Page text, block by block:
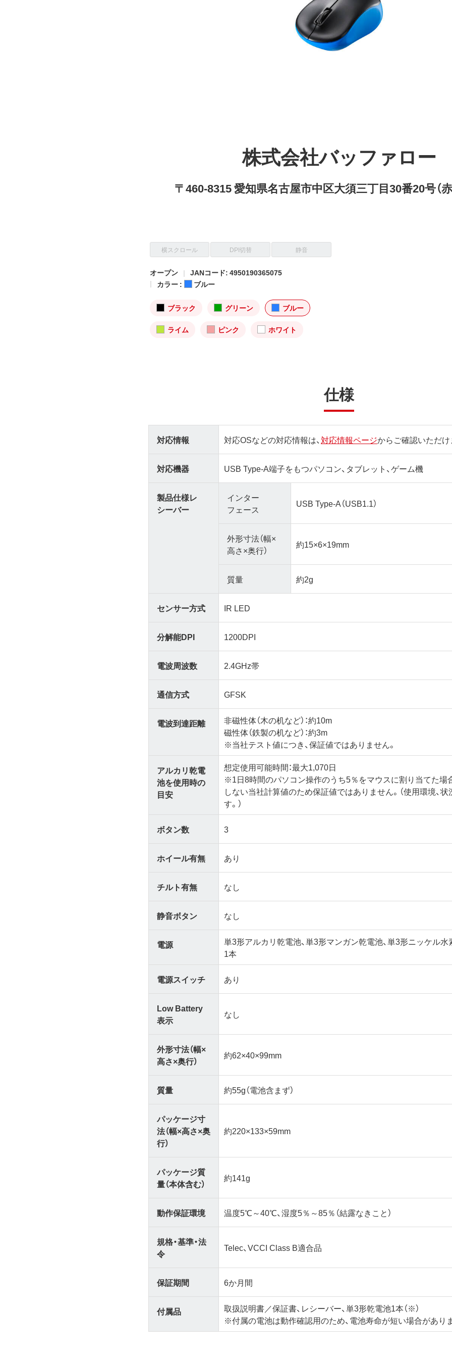
株式会社バッファロー
〒460-8315 愛知県名古屋市中区大須三丁目30番20号（
横スクロール DPI切替 静音
オープン
JANコード: 4950190365075
カラー :
ブルー
ブラック グリーン ブルー
ライム ピンク ホワイト
仕様
対応情報 対応OSなどの対応情報は、対応情報ページからご確認いただけ
対応機器 USB Type-A端子をもつパソコン、タブレット、ゲーム機
製品仕様レ
シーバー
インター
フェース
USB Type-A（USB1.1）
外形寸法（幅×
高さ×奥行）
約15×6×19mm
質量 約2g
センサー方式 IR LED
分解能DPI 1200DPI
電波周波数 2.4GHz帯
通信方式 GFSK
電波到達距離
非磁性体（木の机など）：約10m
磁性体（鉄製の机など）：約3m
※当社テスト値につき、保証値ではありません。
アルカリ乾電
池を使用時の
目安
想定使用可能時間：最大1,070日
※1日8時間のパソコン操作のうち5％をマウスに割り当てた場
しない当社計算値のため保証値ではありません。（使用環境、
す。）
ボタン数 3
ホイール有無 あり
チルト有無 なし
静音ボタン なし
電源
単3形アルカリ乾電池、単3形マンガン乾電池、単3形ニッケル
1本
電源スイッチ あり
Low Battery
表示
なし
外形寸法（幅×
高さ×奥行）
約62×40×99mm
質量 約55g（電池含まず）
パッケージ寸
法（幅×高さ×奥
行）
約220×133×59mm
パッケージ質
量（本体含む）
約141g
動作保証環境 温度5℃～40℃、湿度5％～85％（結露なきこと）
規格・基準・法
令
Telec、VCCI Class B適合品
保証期間 6か月間
付属品
取扱説明書／保証書、レシーバー、単3形乾電池1本（※）
※付属の電池は動作確認用のため、電池寿命が短い場合があり